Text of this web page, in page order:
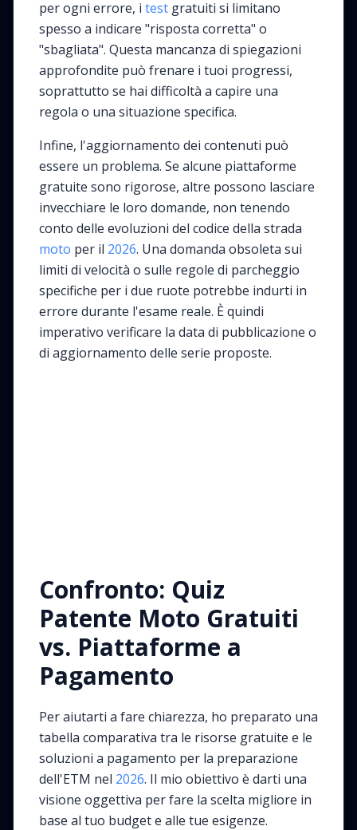
per ogni errore, i test gratuiti si limitano
spesso a indicare "risposta corretta" o
"sbagliata". Questa mancanza di spiegazioni
approfondite può frenare i tuoi progressi,
soprattutto se hai difficoltà a capire una
regola o una situazione specifica.
Infine, l'aggiornamento dei contenuti può
essere un problema. Se alcune piattaforme
gratuite sono rigorose, altre possono lasciare
invecchiare le loro domande, non tenendo
conto delle evoluzioni del codice della strada
moto per il 2026. Una domanda obsoleta sui
limiti di velocità o sulle regole di parcheggio
specifiche per i due ruote potrebbe indurti in
errore durante l'esame reale. È quindi
imperativo verificare la data di pubblicazione o
di aggiornamento delle serie proposte.
Confronto: Quiz
Patente Moto Gratuiti
vs. Piattaforme a
Pagamento
Per aiutarti a fare chiarezza, ho preparato una
tabella comparativa tra le risorse gratuite e le
soluzioni a pagamento per la preparazione
dell'ETM nel 2026. Il mio obiettivo è darti una
visione oggettiva per fare la scelta migliore in
base al tuo budget e alle tue esigenze.